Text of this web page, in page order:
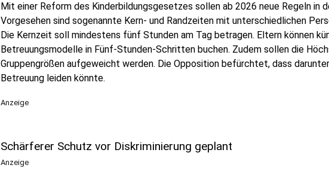
Mit einer Reform des Kinderbildungsgesetzes sollen ab 2026 neue Regeln in
Vorgesehen sind sogenannte Kern- und Randzeiten mit unterschiedlichen
Die Kernzeit soll mindestens fünf Stunden am Tag betragen. Eltern können
Betreuungsmodelle in Fünf-Stunden-Schritten buchen. Zudem sollen die
Gruppengrößen aufgeweicht werden. Die Opposition befürchtet, dass
Betreuung leiden könnte.
Anzeige
Schärferer Schutz vor Diskriminierung geplant
Anzeige